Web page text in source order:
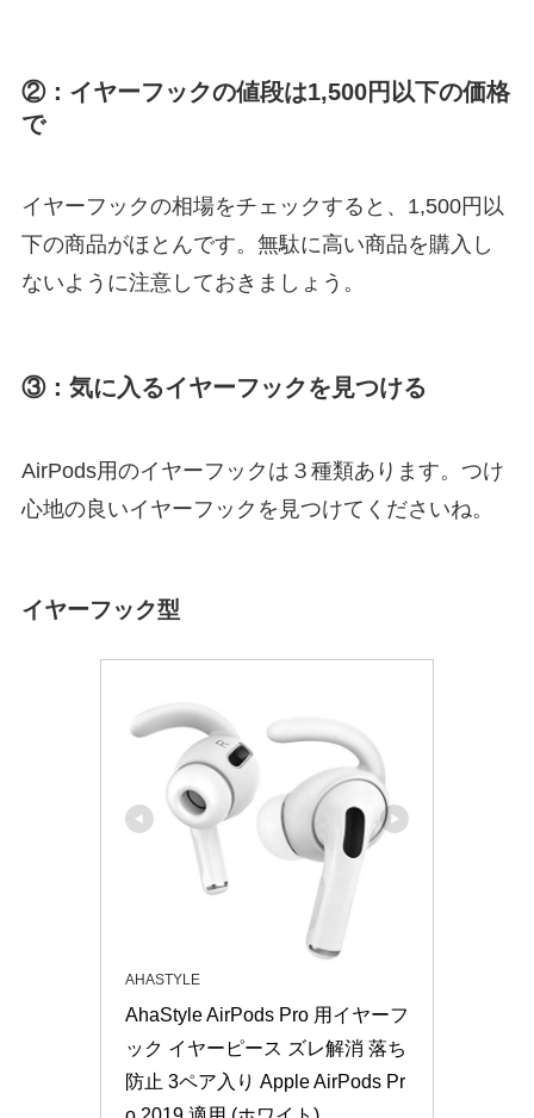
②：イヤーフックの値段は1,500円以下の価格
で
イヤーフックの相場をチェックすると、1,500円以
下の商品がほとんです。無駄に高い商品を購入し
ないように注意しておきましょう。
③：気に入るイヤーフックを見つける
AirPods用のイヤーフックは３種類あります。つけ
心地の良いイヤーフックを見つけてくださいね。
イヤーフック型
AHASTYLE
AhaStyle AirPods Pro 用イヤーフ
ック イヤーピース ズレ解消 落ち
防止 3ペア入り Apple AirPods Pr